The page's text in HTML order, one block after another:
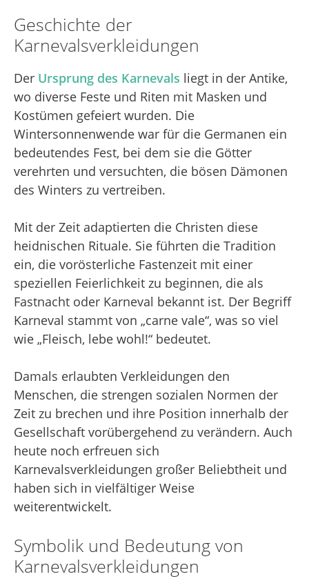
Geschichte der
Karnevalsverkleidungen
Der Ursprung des Karnevals liegt in der Antike,
wo diverse Feste und Riten mit Masken und
Kostümen gefeiert wurden. Die
Wintersonnenwende war für die Germanen ein
bedeutendes Fest, bei dem sie die Götter
verehrten und versuchten, die bösen Dämonen
des Winters zu vertreiben.
Mit der Zeit adaptierten die Christen diese
heidnischen Rituale. Sie führten die Tradition
ein, die vorösterliche Fastenzeit mit einer
speziellen Feierlichkeit zu beginnen, die als
Fastnacht oder Karneval bekannt ist. Der Begriff
Karneval stammt von „carne vale“, was so viel
wie „Fleisch, lebe wohl!“ bedeutet.
Damals erlaubten Verkleidungen den
Menschen, die strengen sozialen Normen der
Zeit zu brechen und ihre Position innerhalb der
Gesellschaft vorübergehend zu verändern. Auch
heute noch erfreuen sich
Karnevalsverkleidungen großer Beliebtheit und
haben sich in vielfältiger Weise
weiterentwickelt.
Symbolik und Bedeutung von
Karnevalsverkleidungen